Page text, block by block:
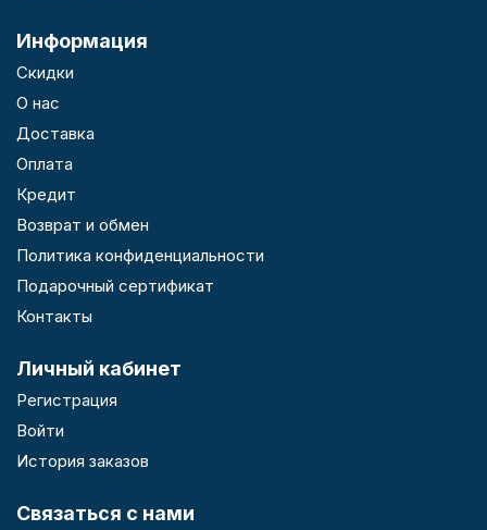
Информация
Скидки
О нас
Доставка
Оплата
Кредит
Возврат и обмен
Политика конфиденциальности
Подарочный сертификат
Контакты
Личный кабинет
Регистрация
Войти
История заказов
Связаться с нами